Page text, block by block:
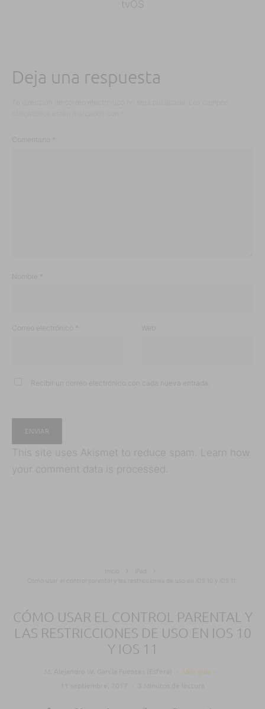
tvOS
Deja una respuesta
Comentario
Nombre
Correo electrónico Web
Recibir un correo electrónico con cada nueva entrada.
This site uses Akismet to reduce spam.
Learn how
your comment data is processed.
Cómo usar el control parental y las restricciones de uso en iOS 10 y iOS 11
CÓMO USAR EL CONTROL PARENTAL Y
LAS RESTRICCIONES DE USO EN IOS 10
Y IOS 11
Mini guía